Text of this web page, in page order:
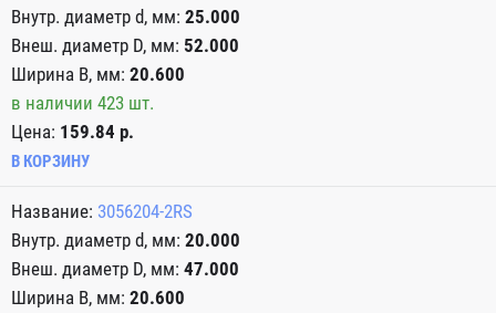
25.000
52.000
20.600
в наличии 423 шт.
Цена: 159.84 р.
В КОРЗИНУ
3056204-2RS
20.000
47.000
20.600